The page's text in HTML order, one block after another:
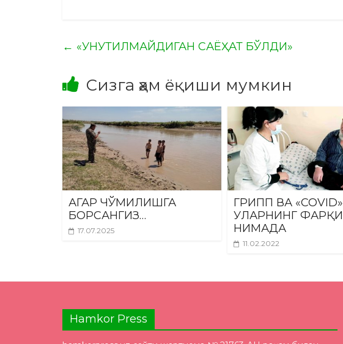
← «УНУТИЛМАЙДИГАН САЁҲАТ БЎЛДИ»
Сизга ҳам ёқиши мумкин
АГАР ЧЎМИЛИШГА
БОРСАНГИЗ…
17.07.2025
ГРИПП ВА «COVID»
УЛАРНИНГ ФАРҚИ
НИМАДА
11.02.2022
Hamkor Press